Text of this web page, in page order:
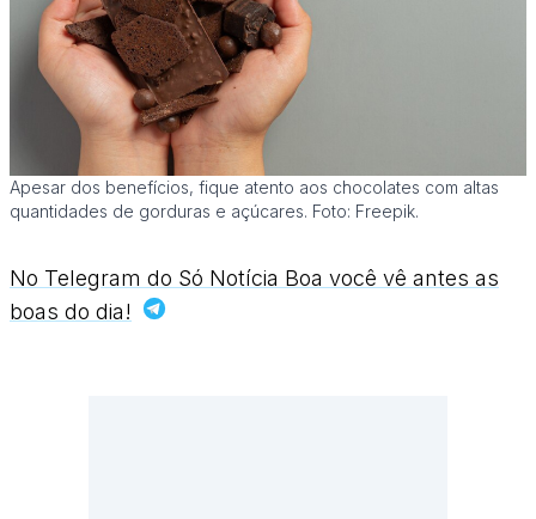
Apesar dos benefícios, fique atento aos chocolates com altas
quantidades de gorduras e açúcares. Foto: Freepik.
No Telegram do Só Notícia Boa você vê antes as
boas do dia!